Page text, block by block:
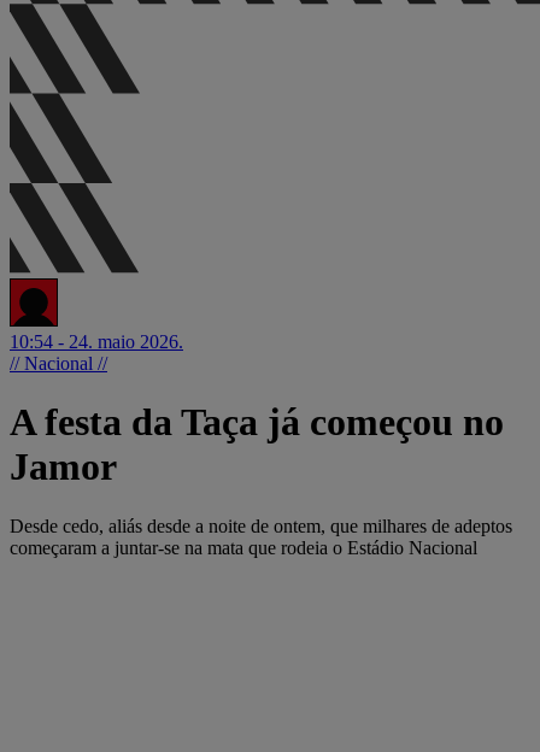
10:54 - 24. maio 2026.
// Nacional //
A festa da Taça já começou no
Jamor
Desde cedo, aliás desde a noite de ontem, que milhares de adeptos
começaram a juntar-se na mata que rodeia o Estádio Nacional